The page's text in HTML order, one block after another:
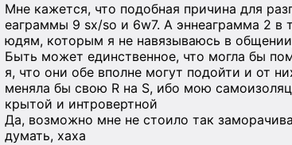
Мне кажется, что подобная причина для
еаграммы 9 sx/so и 6w7. А эннеаграмма 2 в
юдям, которым я не навязываюсь в
Быть может единственное, что могла бы
я, что они обе вполне могут подойти и от
меняла бы свою R на S, ибо мою
крытой и интровертной
Да, возможно мне не стоило так
думать, хаха